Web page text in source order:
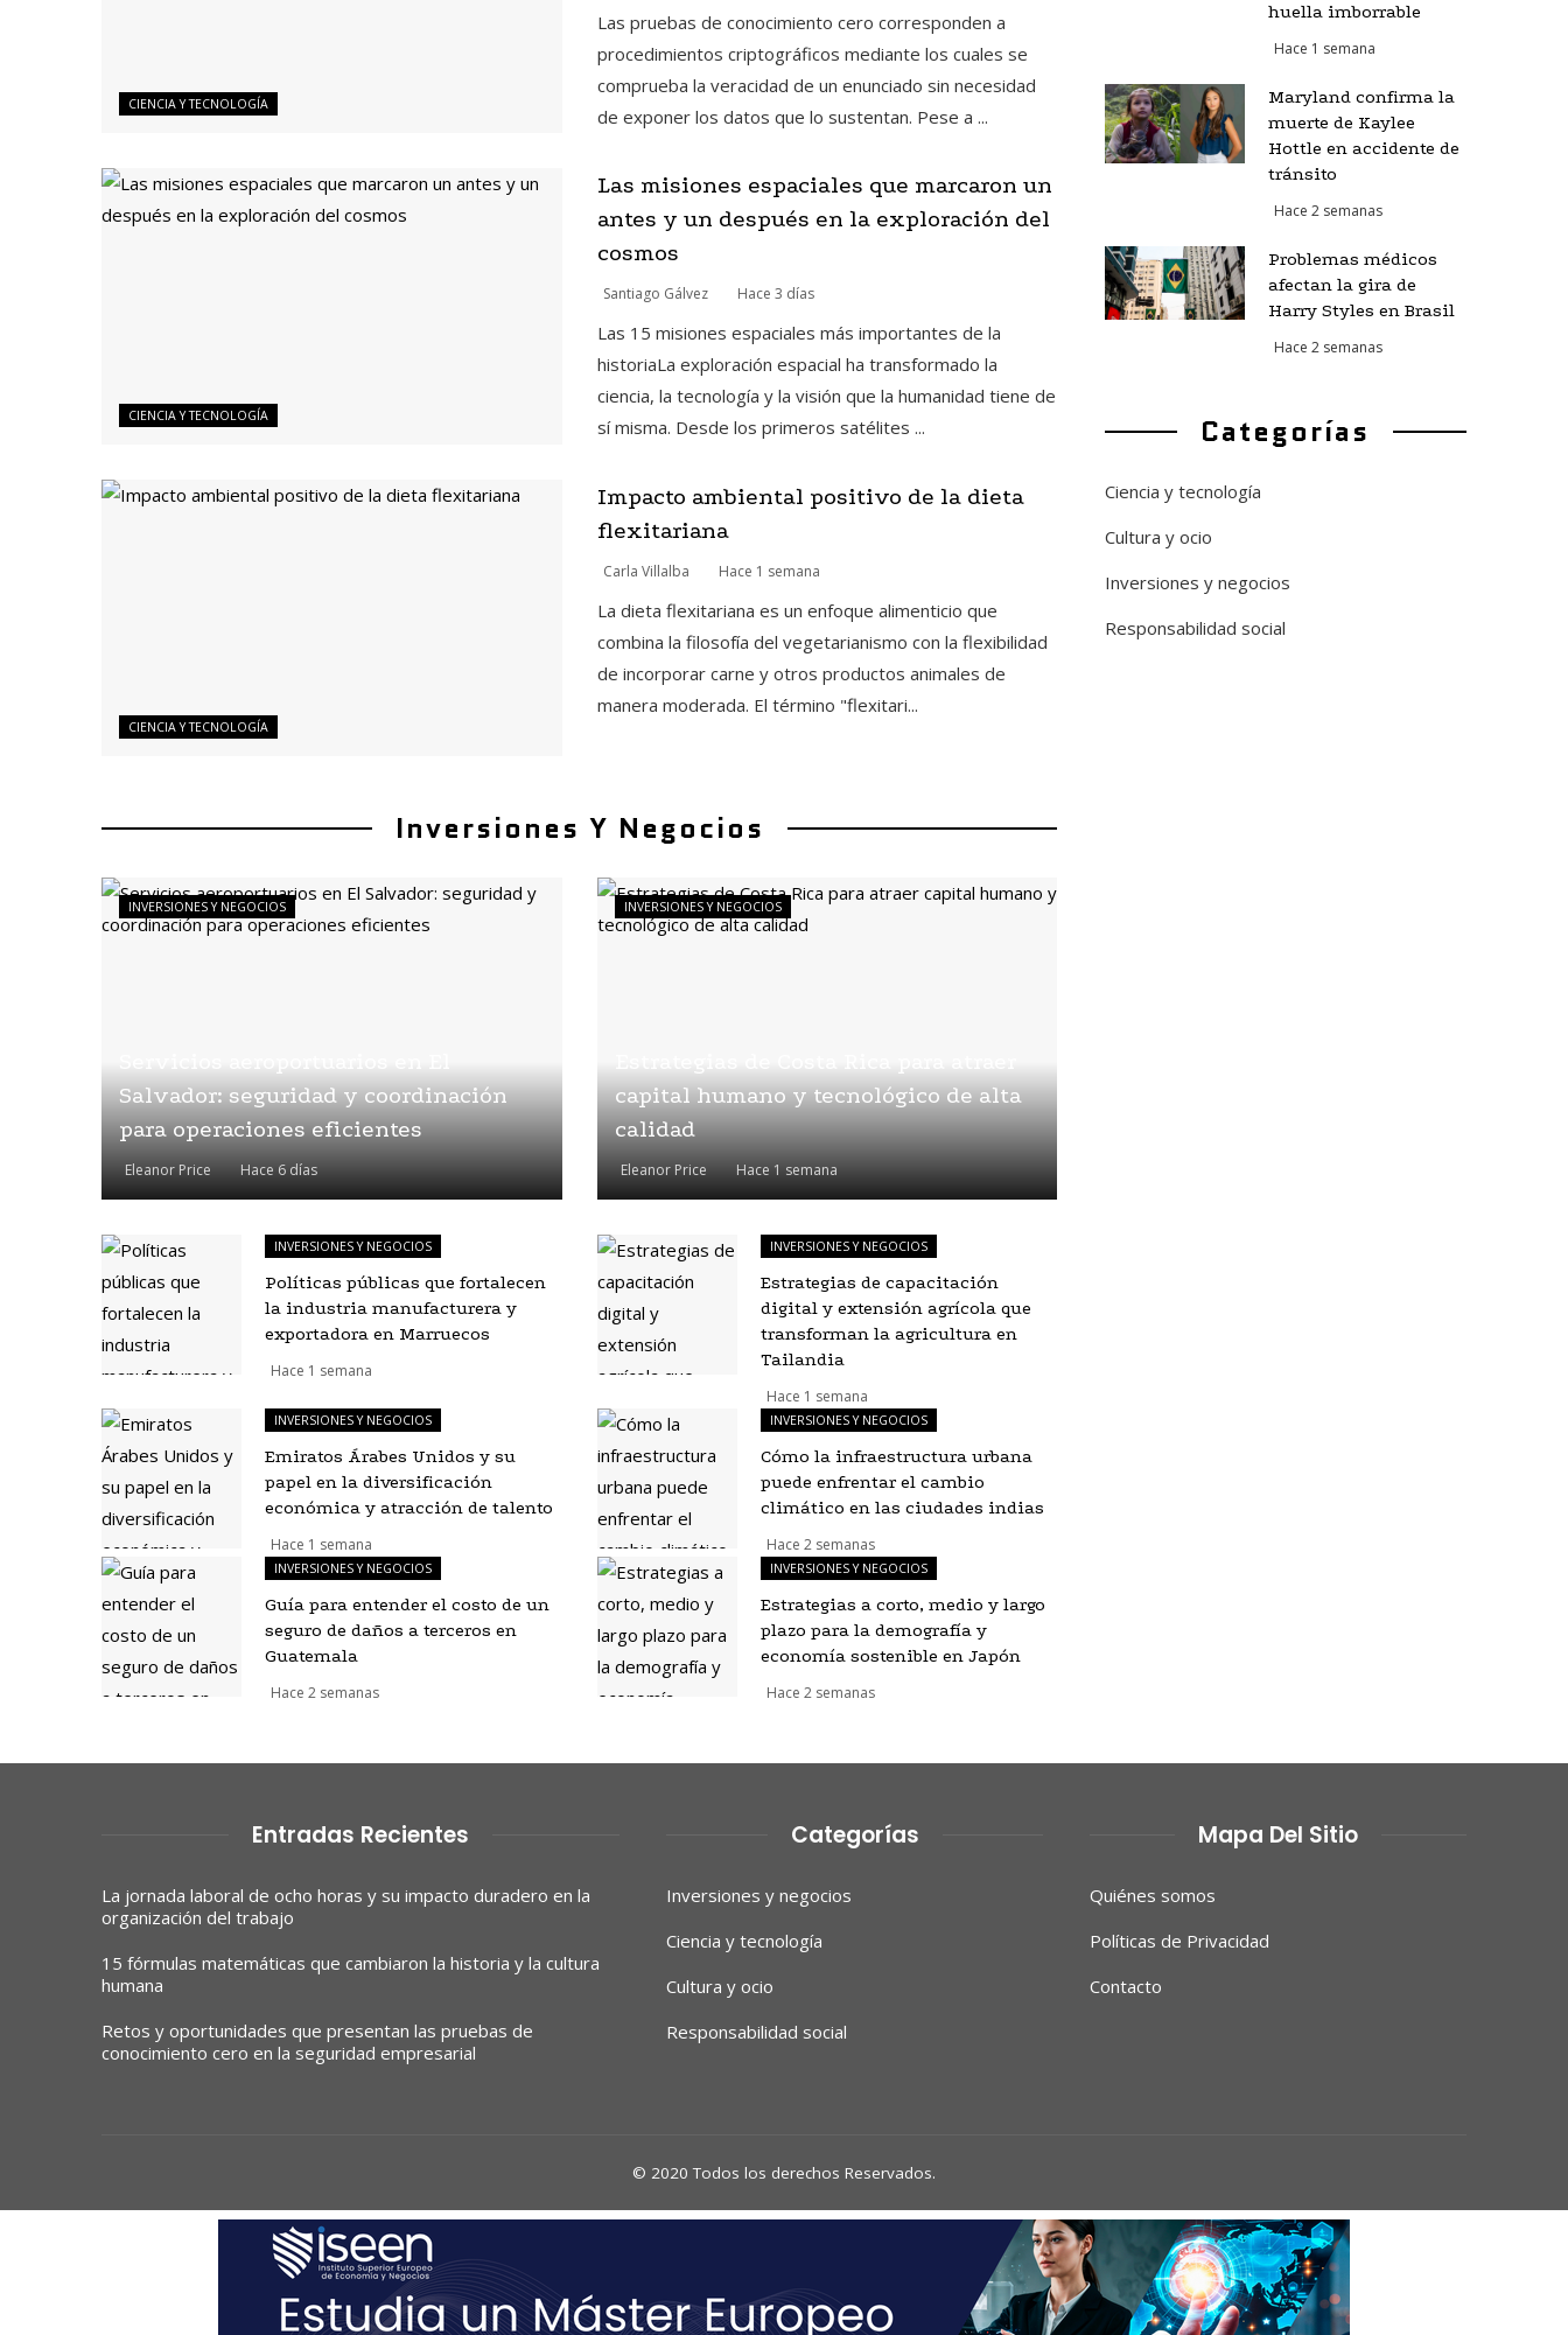
CIENCIA Y TECNOLOGÍA
Las pruebas de conocimiento cero corresponden a
procedimientos criptográficos mediante los cuales se
comprueba la veracidad de un enunciado sin necesidad
de exponer los datos que lo sustentan. Pese a ...
CIENCIA Y TECNOLOGÍA
Las misiones espaciales que marcaron un
antes y un después en la exploración del
cosmos
Santiago Gálvez Hace 3 días
Las 15 misiones espaciales más importantes de la
historiaLa exploración espacial ha transformado la
ciencia, la tecnología y la visión que la humanidad tiene de
sí misma. Desde los primeros satélites ...
CIENCIA Y TECNOLOGÍA
Impacto ambiental positivo de la dieta
flexitariana
Carla Villalba Hace 1 semana
La dieta flexitariana es un enfoque alimenticio que
combina la filosofía del vegetarianismo con la flexibilidad
de incorporar carne y otros productos animales de
manera moderada. El término "flexitari...
Inversiones Y Negocios
Salvador: seguridad y coordinación
para operaciones eficientes
Eleanor Price Hace 6 días
INVERSIONES Y NEGOCIOS
capital humano y tecnológico de alta
calidad
Eleanor Price Hace 1 semana
INVERSIONES Y NEGOCIOS
INVERSIONES Y NEGOCIOS
Políticas públicas que fortalecen
la industria manufacturera y
exportadora en Marruecos
Hace 1 semana
INVERSIONES Y NEGOCIOS
Estrategias de capacitación
digital y extensión agrícola que
transforman la agricultura en
Tailandia
Hace 1 semana
INVERSIONES Y NEGOCIOS
Emiratos Árabes Unidos y su
papel en la diversificación
económica y atracción de talento
Hace 1 semana
INVERSIONES Y NEGOCIOS
Cómo la infraestructura urbana
puede enfrentar el cambio
climático en las ciudades indias
Hace 2 semanas
INVERSIONES Y NEGOCIOS
Guía para entender el costo de un
seguro de daños a terceros en
Guatemala
Hace 2 semanas
INVERSIONES Y NEGOCIOS
Estrategias a corto, medio y largo
plazo para la demografía y
economía sostenible en Japón
Hace 2 semanas
huella imborrable
Hace 1 semana
Maryland confirma la
muerte de Kaylee
Hottle en accidente de
tránsito
Hace 2 semanas
Problemas médicos
afectan la gira de
Harry Styles en Brasil
Hace 2 semanas
Categorías
Ciencia y tecnología
Cultura y ocio
Inversiones y negocios
Responsabilidad social
Entradas Recientes
La jornada laboral de ocho horas y su impacto duradero en la
organización del trabajo
15 fórmulas matemáticas que cambiaron la historia y la cultura
humana
Retos y oportunidades que presentan las pruebas de
conocimiento cero en la seguridad empresarial
Categorías
Inversiones y negocios
Ciencia y tecnología
Cultura y ocio
Responsabilidad social
Mapa Del Sitio
Quiénes somos
Políticas de Privacidad
Contacto
© 2020 Todos los derechos Reservados.